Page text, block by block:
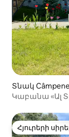
Տնակ
Կաբանա «Ալ
Հյուրերի
Հյուրերի